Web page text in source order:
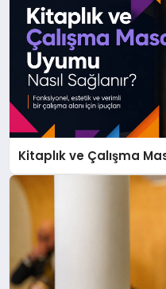
Kitaplık ve Çalışma